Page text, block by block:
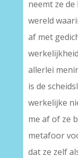
neemt ze
wereld
af met
allerlei
is de
werkelijke
me af of ze
metafoor
dat ze zelf